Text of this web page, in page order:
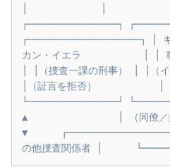
┌────────────────┐
┌────────────────────┐
カン・イエラ           │ │ 事
│ │（捜査一課の刑事） │ │
│（証言を拒否）           │
└────────────────┘
▲                │ （同僚／捜
▼
の他捜査関係者 │